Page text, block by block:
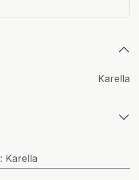
Karella
: Karella